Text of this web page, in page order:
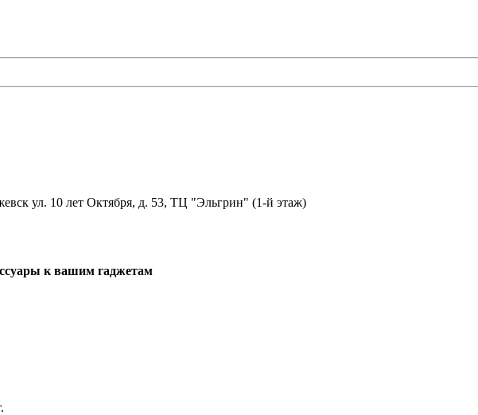
ул. 10 лет Октября, д. 53, ТЦ "Эльгрин" (1-й этаж)
к вашим гаджетам